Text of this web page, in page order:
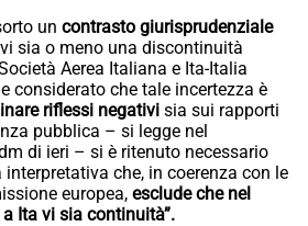
un contrasto giurisprudenziale
sia o meno una discontinuità
Aerea Italiana e Ita-Italia
considerato che tale incertezza è
riflessi negativi sia sui rapporti
pubblica – si legge nel
di ieri – si è ritenuto necessario
che, in coerenza con le
europea, esclude che nel
Ita vi sia continuità”.